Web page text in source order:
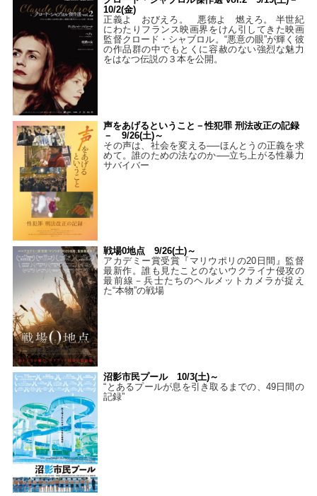
10/2(金)
正義よ おびえろ。 悪徳よ 燃えろ。 半世紀
にわたりフランス映画界をけん引してきた映画
監督クロード・シャブロル。“悪意の眼”が輝く彼
の作品群の中でもとくに容赦のない強烈な魅力
をはなつ伝説の３本を公開。
声をあげるということ－性犯罪 刑法改正の記録
－ 9/26(土)～
その声は、社会を変える──ほんとうの正義を求
めて。誰のための法なのか──立ち上がる性暴力
サバイバー
戦場0地点 9/26(土)～
アカデミー賞受賞『マリウポリの20日間』監督
最新作。誰も見たことのないウクライナ侵攻の
最前線－兵士たちのヘルメットカメラが捉え
た“本物”の戦場
沼影市民プール 10/3(土)～
“とあるプールが息を引き取るまでの、49日間の
記録”